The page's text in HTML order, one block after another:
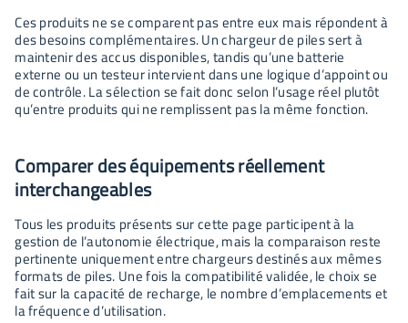
Ces produits ne se comparent pas entre eux mais répondent à
des besoins complémentaires. Un chargeur de piles sert à
maintenir des accus disponibles, tandis qu’une batterie
externe ou un testeur intervient dans une logique d’appoint ou
de contrôle. La sélection se fait donc selon l’usage réel plutôt
qu’entre produits qui ne remplissent pas la même fonction.
Comparer des équipements réellement
interchangeables
Tous les produits présents sur cette page participent à la
gestion de l’autonomie électrique, mais la comparaison reste
pertinente uniquement entre chargeurs destinés aux mêmes
formats de piles. Une fois la compatibilité validée, le choix se
fait sur la capacité de recharge, le nombre d’emplacements et
la fréquence d’utilisation.